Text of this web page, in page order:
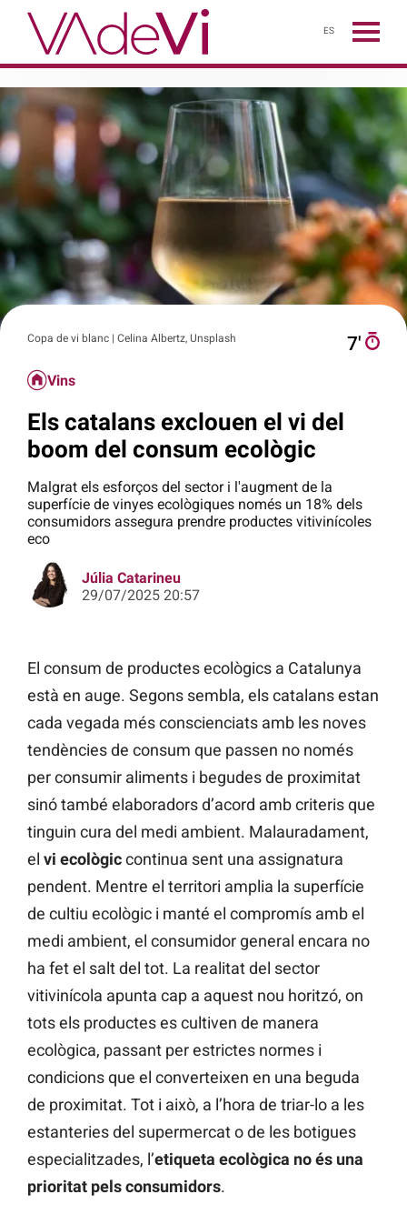
ES
Copa de vi blanc | Celina Albertz, Unsplash 7′
Vins
Els catalans exclouen el vi del
boom del consum ecològic
Malgrat els esforços del sector i l'augment de la
superfície de vinyes ecològiques només un 18% dels
consumidors assegura prendre productes vitivinícoles
eco
Júlia Catarineu
29/07/2025 20:57
El consum de productes ecològics a Catalunya
està en auge. Segons sembla, els catalans estan
cada vegada més conscienciats amb les noves
tendències de consum que passen no només
per consumir aliments i begudes de proximitat
sinó també elaboradors d’acord amb criteris que
tinguin cura del medi ambient. Malauradament,
el vi ecològiccontinua sent una assignatura
pendent. Mentre el territori amplia la superfície
de cultiu ecològic i manté el compromís amb el
medi ambient, el consumidor general encara no
ha fet el salt del tot. La realitat del sector
vitivinícola apunta cap a aquest nou horitzó, on
tots els productes es cultiven de manera
ecològica, passant per estrictes normes i
condicions que el converteixen en una beguda
de proximitat. Tot i això, a l’hora de triar-lo a les
estanteries del supermercat o de les botigues
especialitzades, l’etiqueta ecològica no és una
prioritat pels consumidors.